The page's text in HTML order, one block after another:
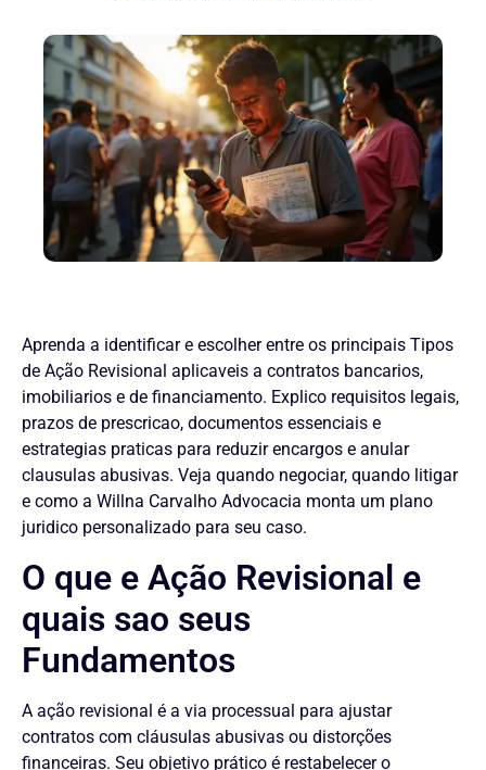
Aprenda a identificar e escolher entre os principais Tipos
de Ação Revisional aplicaveis a contratos bancarios,
imobiliarios e de financiamento. Explico requisitos legais,
prazos de prescricao, documentos essenciais e
estrategias praticas para reduzir encargos e anular
clausulas abusivas. Veja quando negociar, quando litigar
e como a Willna Carvalho Advocacia monta um plano
juridico personalizado para seu caso.
O que e Ação Revisional e
quais sao seus
Fundamentos
A ação revisional é a via processual para ajustar
contratos com cláusulas abusivas ou distorções
financeiras. Seu objetivo prático é restabelecer o